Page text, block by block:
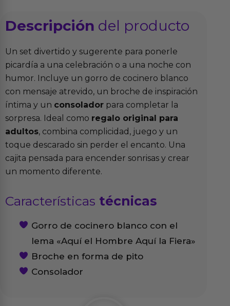
Descripción del producto
Un set divertido y sugerente para ponerle
picardía a una celebración o a una noche con
humor. Incluye un gorro de cocinero blanco
con mensaje atrevido, un broche de inspiración
íntima y un consolador para completar la
sorpresa. Ideal como regalo original para
adultos, combina complicidad, juego y un
toque descarado sin perder el encanto. Una
cajita pensada para encender sonrisas y crear
un momento diferente.
Características técnicas
Gorro de cocinero blanco con el
lema «Aquí el Hombre Aquí la Fiera»
Broche en forma de pito
Consolador